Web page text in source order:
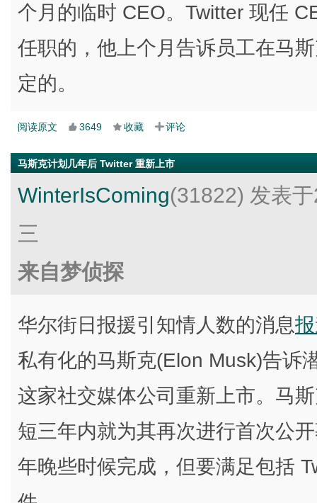
个月的临时 CEO。Twitter 现任
任职的，他上个月告诉员工在马
定的。
阅读原文 3649 收藏 评论
马斯克计划几年后 Twitter 重新上市
WinterIsComing(31822) 发表
三
来自梦侦探
华尔街日报援引知情人数的消息
私有化的马斯克(Elon Musk)告诉
这家社交媒体公司重新上市。马
短三年内就为其再次进行首次公
年晚些时候完成，但要满足包括